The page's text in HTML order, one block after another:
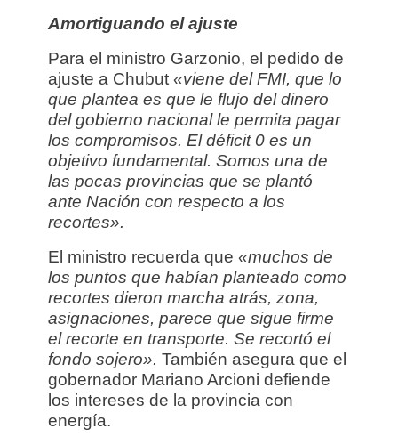
Amortiguando el ajuste
Para el ministro Garzonio, el pedido de
ajuste a Chubut «viene del FMI, que lo
que plantea es que le flujo del dinero
del gobierno nacional le permita pagar
los compromisos. El déficit 0 es un
objetivo fundamental. Somos una de
las pocas provincias que se plantó
ante Nación con respecto a los
recortes».
El ministro recuerda que «muchos de
los puntos que habían planteado como
recortes dieron marcha atrás, zona,
asignaciones, parece que sigue firme
el recorte en transporte. Se recortó el
fondo sojero». También asegura que el
gobernador Mariano Arcioni defiende
los intereses de la provincia con
energía.